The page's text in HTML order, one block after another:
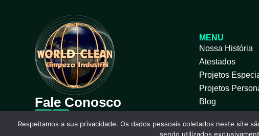
Fale Conosco
MENU
Nossa História
Atestados
Projetos
Projetos
Blog
Respeitamos a sua privacidade. Os dados pessoais coletados neste site
sendo utilizados